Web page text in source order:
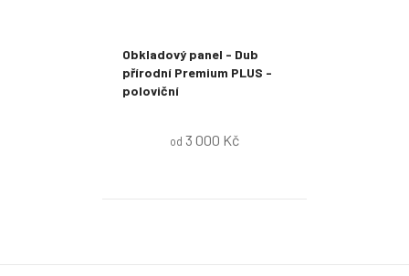
Obkladový panel - Dub
přírodní Premium PLUS -
poloviční
od 3 000 Kč